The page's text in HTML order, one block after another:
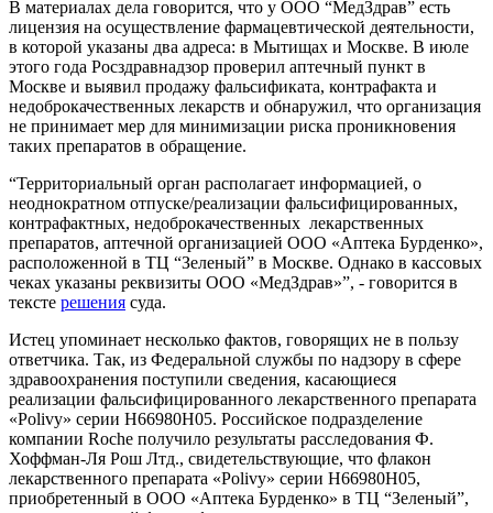
В материалах дела говорится, что у ООО “МедЗдрав” есть
лицензия на осуществление фармацевтической деятельности,
в которой указаны два адреса: в Мытищах и Москве. В июле
этого года Росздравнадзор проверил аптечный пункт в
Москве и выявил продажу фальсификата, контрафакта и
недоброкачественных лекарств и обнаружил, что организация
не принимает мер для минимизации риска проникновения
таких препаратов в обращение.
“Территориальный орган располагает информацией, о
неоднократном отпуске/реализации фальсифицированных,
контрафактных, недоброкачественных лекарственных
препаратов, аптечной организацией ООО «Аптека Бурденко»,
расположенной в ТЦ “Зеленый” в Москве. Однако в кассовых
чеках указаны реквизиты ООО «МедЗдрав»”, - говорится в
тексте решения суда.
Истец упоминает несколько фактов, говорящих не в пользу
ответчика. Так, из Федеральной службы по надзору в сфере
здравоохранения поступили сведения, касающиеся
реализации фальсифицированного лекарственного препарата
«Polivy» серии Н66980Н05. Российское подразделение
компании Roche получило результаты расследования Ф.
Хоффман-Ля Рош Лтд., свидетельствующие, что флакон
лекарственного препарата «Polivy» серии Н66980Н05,
приобретенный в ООО «Аптека Бурденко» в ТЦ “Зеленый”,